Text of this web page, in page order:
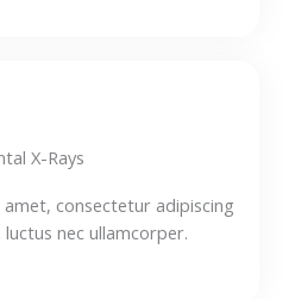
X-Rays
consectetur adipiscing
nec ullamcorper.